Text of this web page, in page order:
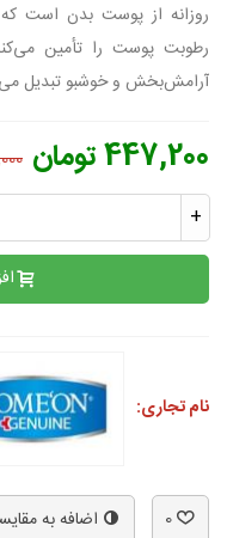
روزانه از پوست بدن است
رطوبت پوست را تأمین
آرامش‌بخش و خوشبو تبدیل
447,200 تومان
+
نام تجاری:
0 اضافه به